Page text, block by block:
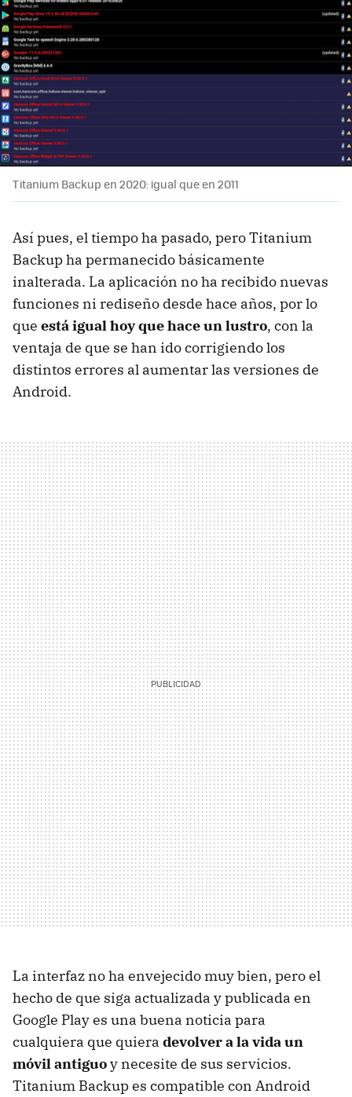
Titanium Backup en 2020: igual que en 2011
Así pues, el tiempo ha pasado, pero Titanium
Backup ha permanecido básicamente
inalterada. La aplicación no ha recibido nuevas
funciones ni rediseño desde hace años, por lo
que está igual hoy que hace un lustro, con la
ventaja de que se han ido corrigiendo los
distintos errores al aumentar las versiones de
Android.
La interfaz no ha envejecido muy bien, pero el
hecho de que siga actualizada y publicada en
Google Play es una buena noticia para
cualquiera que quiera devolver a la vida un
móvil antiguoy necesite de sus servicios.
Titanium Backup es compatible con Android